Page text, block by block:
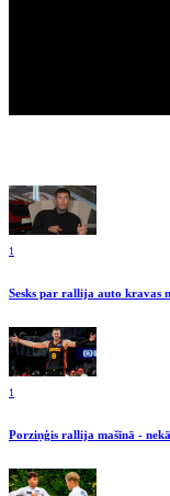
1
Sesks par rallija auto kravas
1
Porziņģis rallija mašīnā -